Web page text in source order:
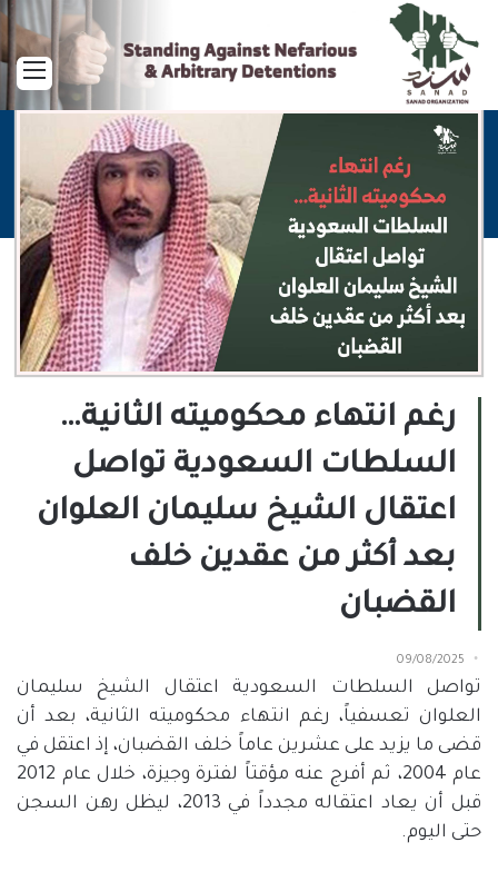
رغم انتهاء محكوميته الثانية…
السلطات السعودية تواصل
اعتقال الشيخ سليمان العلوان
بعد أكثر من عقدين خلف
القضبان
09/08/2025
تواصل السلطات السعودية اعتقال الشيخ سليمان
العلوان تعسفياً، رغم انتهاء محكوميته الثانية، بعد أن
قضى ما يزيد على عشرين عاماً خلف القضبان، إذ اعتقل في
عام
، ثم أفرج عنه مؤقتاً لفترة وجيزة، خلال عام
قبل أن يعاد اعتقاله مجدداً في
، ليظل رهن السجن
حتى اليوم.